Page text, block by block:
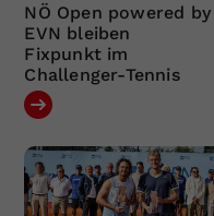
NÖ Open powered by
EVN bleiben
Fixpunkt im
Challenger-Tennis